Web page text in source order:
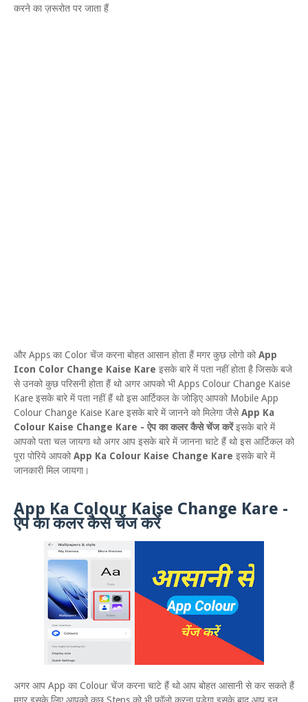
करने का ज़रूरोत पर जाता हैं
और Apps का Color चेंज करना बोहत आसान होता हैं मगर कुछ लोगो कोApp
Icon Color Change Kaise Kare इसके बारे में पता नहीं होता है जिसके बजे
से उनको कुछ परिसनी होता हैं थो अगर आपको भी Apps Colour Change Kaise
Kare इसके बारे में पता नहीं हैं थो इस आर्टिकल के जोड़िए आपको Mobile App
Colour Change Kaise Kare इसके बारे में जानने को मिलेगा जैसेApp Ka
Colour Kaise Change Kare - ऐप का कलर कैसे चेंज करेंइसके बारे में
आपको पता चल जायगा थो अगर आप इसके बारे में जानना चाटे हैं थो इस आर्टिकल को
पूरा पोरिये आपकोApp Ka Colour Kaise Change Kare इसके बारे में
जानकारी मिल जायगा।
App Ka Colour Kaise Change Kare -
ऐप का कलर कैसे चेंज करें
अगर आप App का Colour चेंज करना चाटे हैं थो आप बोहत आसानी से कर सकते हैं